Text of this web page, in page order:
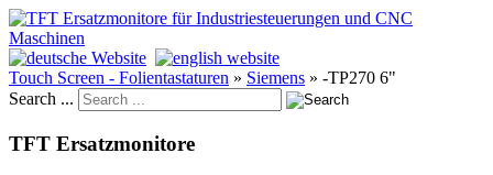
Touch Screen - Folientastaturen » Siemens » -TP270 6"
Search ...
TFT Ersatzmonitore